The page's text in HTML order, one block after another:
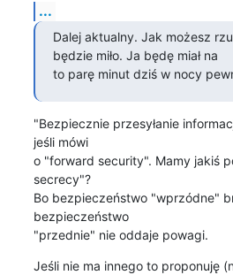
...
Dalej aktualny. Jak możesz
będzie miło. Ja będę miał na
to parę minut dziś w nocy
"Bezpiecznie przesyłanie
jeśli mówi
o "forward security". Mamy jakiś
secrecy"?
Bo bezpieczeństwo "wprzódne"
bezpieczeństwo
"przednie" nie oddaje powagi.
Jeśli nie ma innego to proponuję